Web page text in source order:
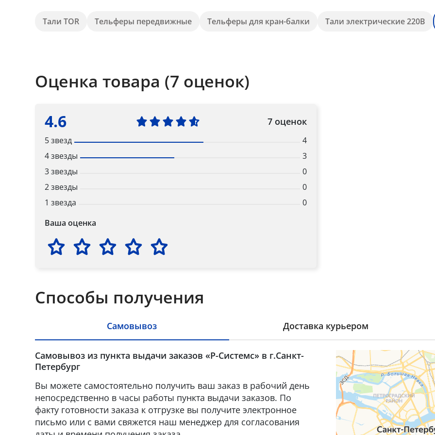
Тали TOR Тельферы передвижные Тельферы для кран-балки Тали электрические 220В
Оценка товара (7 оценок)
4.6 7 оценок
5 звезд
4
4 звезды
3
3 звезды
0
2 звезды
0
1 звезда
0
Ваша оценка
Способы получения
Самовывоз Доставка курьером
Самовывоз из пункта выдачи заказов «Р-Системс» в г.Санкт-
Петербург
Вы можете самостоятельно получить ваш заказ в рабочий день
непосредственно в часы работы пункта выдачи заказов. По
факту готовности заказа к отгрузке вы получите электронное
письмо или с вами свяжется наш менеджер для согласования